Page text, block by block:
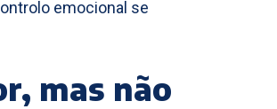
emocional se
mas não